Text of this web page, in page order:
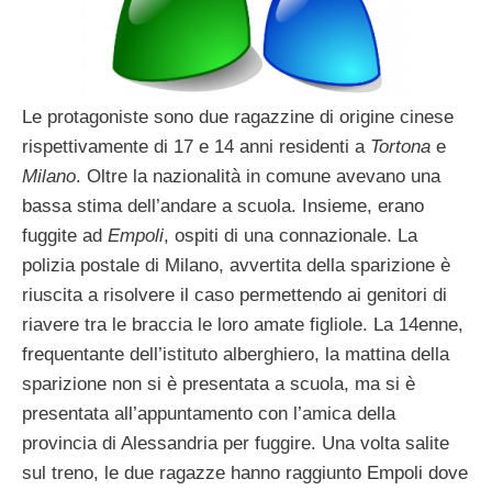
Le protagoniste sono due ragazzine di origine cinese
rispettivamente di 17 e 14 anni residenti a Tortona e
Milano. Oltre la nazionalità in comune avevano una
bassa stima dell’andare a scuola. Insieme, erano
fuggite ad Empoli, ospiti di una connazionale. La
polizia postale di Milano, avvertita della sparizione è
riuscita a risolvere il caso permettendo ai genitori di
riavere tra le braccia le loro amate figliole. La 14enne,
frequentante dell’istituto alberghiero, la mattina della
sparizione non si è presentata a scuola, ma si è
presentata all’appuntamento con l’amica della
provincia di Alessandria per fuggire. Una volta salite
sul treno, le due ragazze hanno raggiunto Empoli dove